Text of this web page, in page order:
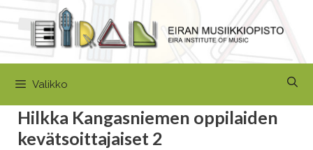
sisältöön
Valikko
Hilkka Kangasniemen oppilaiden
kevätsoittajaiset 2